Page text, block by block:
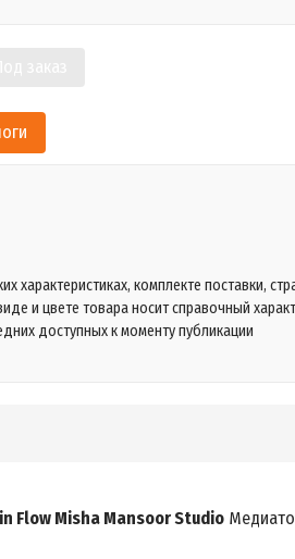
характеристиках, комплекте поставки,
и цвете товара носит справочный
доступных к моменту публикации
Flow Misha Mansoor Studio